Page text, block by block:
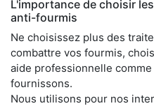
L'importance de choisir
anti-fourmis
Ne choisissez plus des
combattre vos fourmis,
aide professionnelle
fournissons.
Nous utilisons pour nos